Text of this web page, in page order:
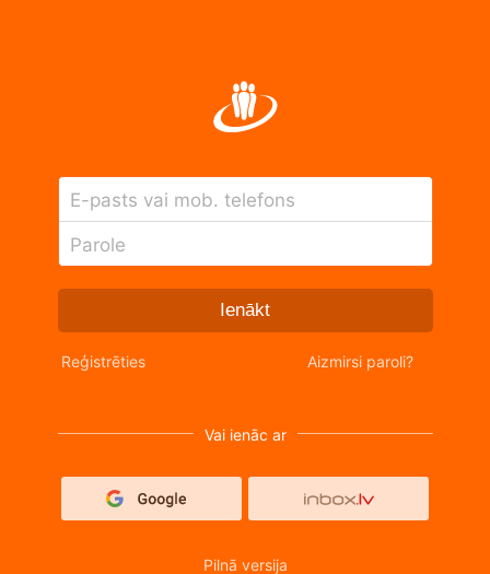
E-pasts vai mob. telefons
Parole
Ienākt
Reģistrēties Aizmirsi paroli?
Vai ienāc ar
Pilnā versija